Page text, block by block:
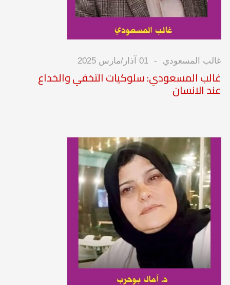
غالب المسعودي 01 آذار/مارس 2025
غالب المسعودي: سلوكيات التخفي والخداع
عند الانسان